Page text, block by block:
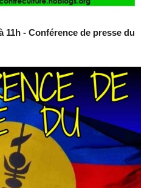
11h - Conférence de presse du